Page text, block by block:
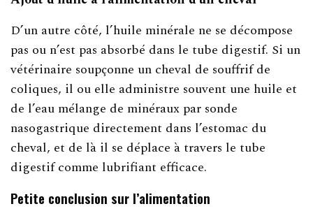
D’un autre côté, l’huile minérale ne se décompose
pas ou n’est pas absorbé dans le tube digestif. Si un
vétérinaire soupçonne un cheval de souffrif de
coliques, il ou elle administre souvent une huile et
de l’eau mélange de minéraux par sonde
nasogastrique directement dans l’estomac du
cheval, et de là il se déplace à travers le tube
digestif comme lubrifiant efficace.
Petite conclusion sur l’alimentation